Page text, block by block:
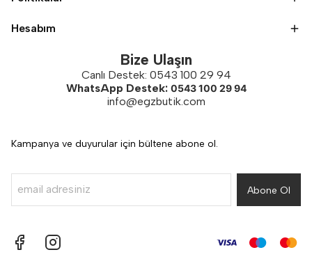
Hesabım
Bize Ulaşın
Canlı Destek: 0543 100 29 94
WhatsApp Destek: 0543 100 29 94
info@egzbutik.com
Kampanya ve duyurular için bültene abone ol.
Abone Ol